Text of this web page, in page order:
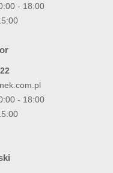
- 18:00
- 18:00